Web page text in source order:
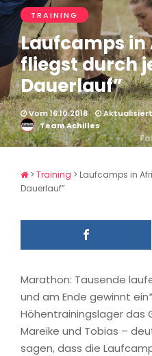
TRAINING
Laufcamps in
fliegst durch
Dauerlauf”
Vom 16.10.2018
Aktualisiert
Team Achilles
> Training > Laufcamps in
Dauerlauf”
Marathon: Tausende
und am Ende gewinnt
Höhentrainingslager das
Mareike und Tobias –
sagen, dass die